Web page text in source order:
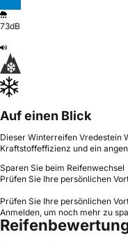
73dB
Auf einen Blick
Dieser Winterreifen Vredestein
Kraftstoffeffizienz und ein
Sparen Sie beim Reifenwechsel
Prüfen Sie Ihre persönlichen
Prüfen Sie Ihre persönlichen
Anmelden, um noch mehr zu